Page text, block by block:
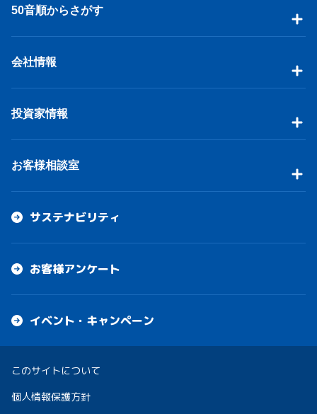
50音順からさがす
会社情報
投資家情報
お客様相談室
サステナビリティ
お客様アンケート
イベント・キャンペーン
このサイトについて
個人情報保護方針